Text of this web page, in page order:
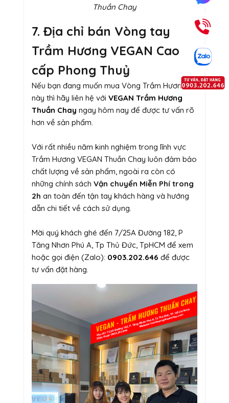
Thuần Chay
7. Địa chỉ bán Vòng tay
Trầm Hương VEGAN Cao
cấp Phong Thuỷ
Nếu bạn đang muốn mua Vòng Trầm Hương
này thì hãy liên hệ với VEGAN Trầm Hương
Thuần Chay ngay hôm nay để được tư vấn rõ
hơn về sản phẩm.
Với rất nhiều năm kinh nghiệm trong lĩnh vực
Trầm Hương VEGAN Thuần Chay luôn đảm bảo
chất lượng về sản phẩm, ngoài ra còn có
những chính sách Vận chuyển Miễn Phí trong
2h an toàn đến tận tay khách hàng và hướng
dẫn chi tiết về cách sử dụng.
Mời quý khách ghé đến 7/25A Đường 182, P
Tăng Nhơn Phú A, Tp Thủ Đức, TpHCM để xem
hoặc gọi điện (Zalo): 0903.202.646 để được
tư vấn đặt hàng.